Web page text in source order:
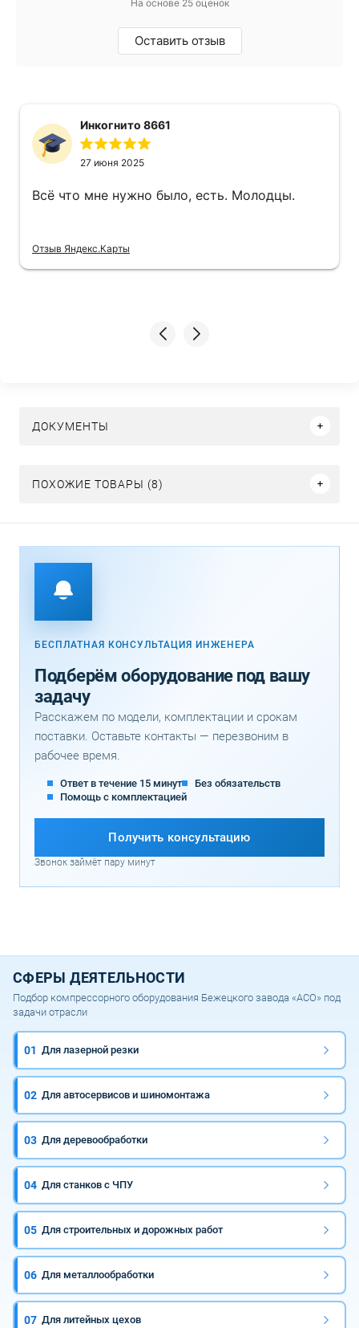
На основе 25 оценок
Оставить отзыв
Инкогнито 8661
27 июня 2025
Всё что мне нужно было, есть. Молодцы.
Отзыв Яндекс.Карты
ДОКУМЕНТЫ
ПОХОЖИЕ ТОВАРЫ (8)
БЕСПЛАТНАЯ КОНСУЛЬТАЦИЯ ИНЖЕНЕРА
Подберём оборудование под вашу
задачу
Расскажем по модели, комплектации и срокам
поставки. Оставьте контакты — перезвоним в
рабочее время.
Ответ в течение 15 минут
Без обязательств
Помощь с комплектацией
Получить консультацию
Звонок займёт пару минут
СФЕРЫ ДЕЯТЕЛЬНОСТИ
Подбор компрессорного оборудования Бежецкого завода «АСО» под
задачи отрасли
01 Для лазерной резки
02 Для автосервисов и шиномонтажа
03 Для деревообработки
04 Для станков с ЧПУ
05 Для строительных и дорожных работ
06 Для металлообработки
07 Для литейных цехов